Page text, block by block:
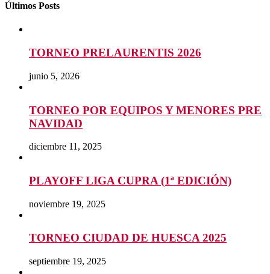
Últimos Posts
TORNEO PRELAURENTIS 2026
junio 5, 2026
TORNEO POR EQUIPOS Y MENORES PRE
NAVIDAD
diciembre 11, 2025
PLAYOFF LIGA CUPRA (1ª EDICIÓN)
noviembre 19, 2025
TORNEO CIUDAD DE HUESCA 2025
septiembre 19, 2025